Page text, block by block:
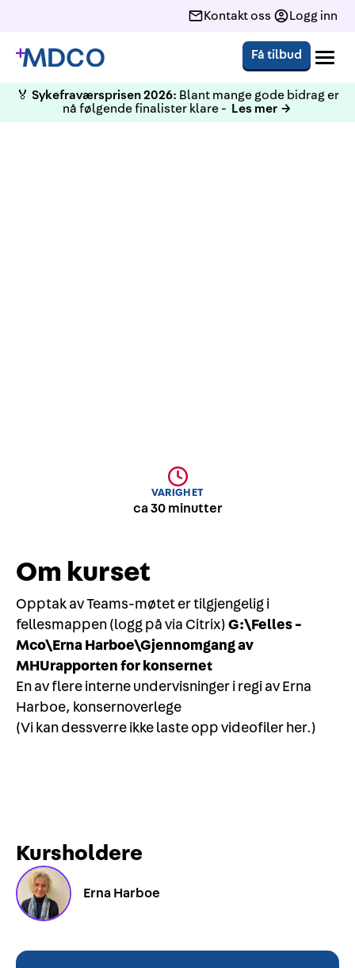
Kontakt oss Logg inn
Få tilbud
🏅 Sykefraværsprisen 2026: Blant mange gode bidrag er
nå følgende finalister klare -
Les mer →
VARIGHET
ca 30 minutter
Om kurset
Opptak av Teams-møtet er tilgjengelig i
fellesmappen (logg på via Citrix) G:\Felles -
Mco\Erna Harboe\Gjennomgang av
MHUrapporten for konsernet
En av flere interne undervisninger i regi av Erna
Harboe, konsernoverlege
(Vi kan dessverre ikke laste opp videofiler her.)
Kursholdere
Erna Harboe